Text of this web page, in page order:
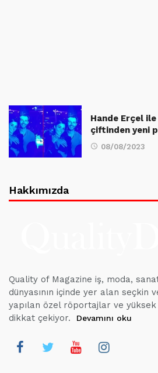
Hande Erçel ile
çiftinden yeni
08/08/2023
Hakkımızda
Quality of Magazine iş, moda,
dünyasının içinde yer alan seçkin
yapılan özel röportajlar ve
dikkat çekiyor.
Devamını oku